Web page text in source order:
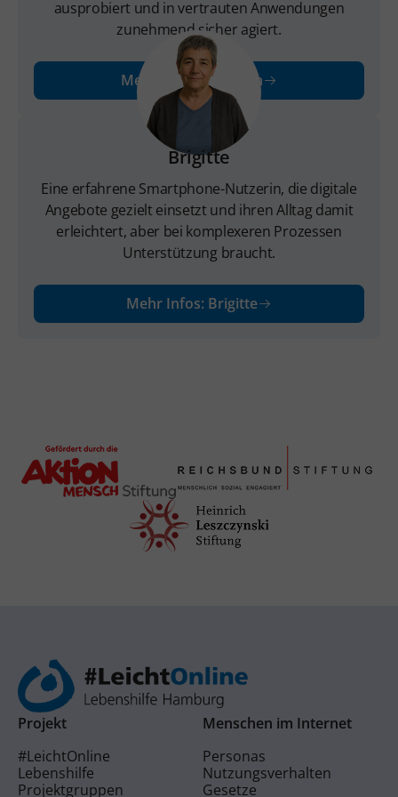
ausprobiert und in vertrauten Anwendungen
zunehmend sicher agiert.
Mehr Infos: Christian
Brigitte
Eine erfahrene Smartphone-Nutzerin, die digitale
Angebote gezielt einsetzt und ihren Alltag damit
erleichtert, aber bei komplexeren Prozessen
Unterstützung braucht.
Mehr Infos: Brigitte
Projekt
#LeichtOnline
Lebenshilfe
Projektgruppen
Menschen im Internet
Personas
Nutzungsverhalten
Gesetze